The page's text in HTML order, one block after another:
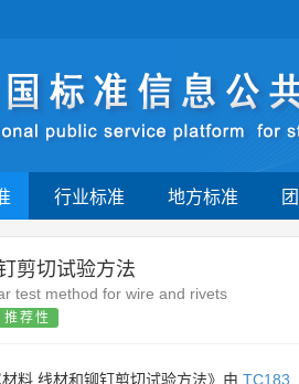
行业标准 地方标准
剪切试验方法
test method for wire and rivets
推荐性
料 线材和铆钉剪切试验方法》由 TC183